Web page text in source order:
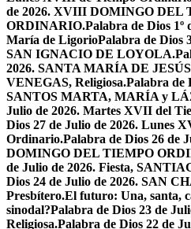
de 2026. XVIII DOMINGO DEL
ORDINARIO.Palabra de Dios 1º
María de LigorioPalabra de Dios
SAN IGNACIO DE LOYOLA.
2026. SANTA MARÍA DE
VENEGAS, Religiosa.Palabra de
SANTOS MARTA, MARÍA y
Julio de 2026. Martes XVII del
Dios 27 de Julio de 2026. Lunes
Ordinario.Palabra de Dios 26 de
DOMINGO DEL TIEMPO
de Julio de 2026. Fiesta,
Dios 24 de Julio de 2026. SAN
Presbítero.El futuro: Una, santa,
sinodal?Palabra de Dios 23 de
Religiosa.Palabra de Dios 22 de